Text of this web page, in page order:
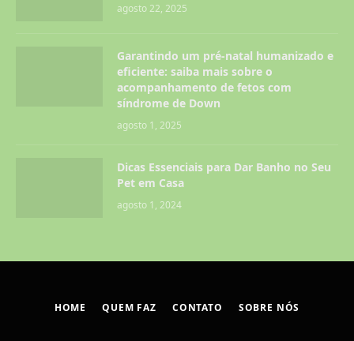
agosto 22, 2025
Garantindo um pré-natal humanizado e
eficiente: saiba mais sobre o
acompanhamento de fetos com
síndrome de Down
agosto 1, 2025
Dicas Essenciais para Dar Banho no Seu
Pet em Casa
agosto 1, 2024
HOME QUEM FAZ CONTATO SOBRE NÓS